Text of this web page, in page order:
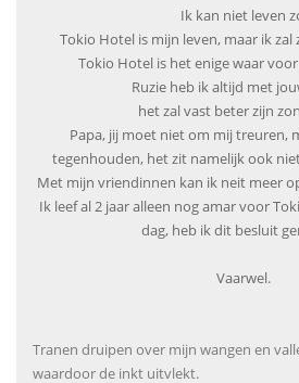
Ik kan niet leven
Tokio Hotel is mijn leven, maar ik
Tokio Hotel is het enige waar
Ruzie heb ik altijd met
het zal vast beter zijn
Papa, jij moet niet om mij treuren,
tegenhouden, het zit namelijk ook
Met mijn vriendinnen kan ik neit meer
Ik leef al 2 jaar alleen nog amar voor
dag, heb ik dit besluit
Vaarwel.
Tranen druipen over mijn wangen en
waardoor de inkt uitvlekt.